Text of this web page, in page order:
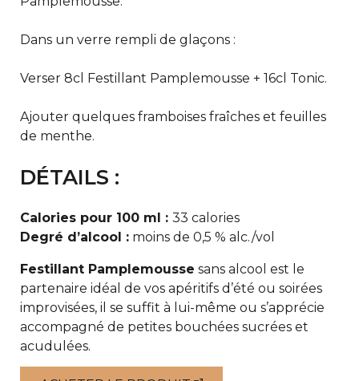
Dans un verre rempli de glaçons :
Verser 8cl Festillant Pamplemousse + 16cl Tonic.
Ajouter quelques framboises fraîches et feuilles
de menthe.
DÉTAILS :
Calories pour 100 ml : 33 calories
Degré d’alcool : moins de 0,5 % alc./vol
Festillant Pamplemousse sans alcool est le
partenaire idéal de vos apéritifs d’été ou soirées
improvisées, il se suffit à lui-même ou s’apprécie
accompagné de petites bouchées sucrées et
acudulées.